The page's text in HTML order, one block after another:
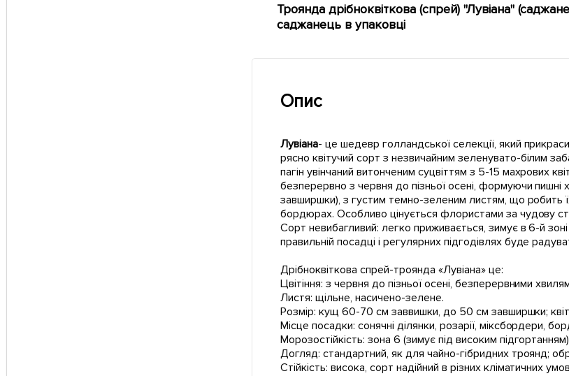
Троянда дрібноквіткова (спрей) "Лувіана"
саджанець в упаковці
Опис
Лувіана- це шедевр голландської селекції, який
рясно квітучий сорт з незвичайним зеленувато-білим
пагін увінчаний витонченим суцвіттям з 5-15 махрових
безперервно з червня до пізньої осені, формуючи пишні
завширшки), з густим темно-зеленим листям, що робить
бордюрах. Особливо цінується флористами за чудову
Сорт невибагливий: легко приживається, зимує в 6-й
правильній посадці і регулярних підгодівлях буде
Дрібноквіткова спрей-троянда «Лувіана» це:
Цвітіння: з червня до пізньої осені, безперервними
Листя: щільне, насичено-зелене.
Розмір: кущ 60-70 см заввишки, до 50 см завширшки;
Місце посадки: сонячні ділянки, розарії, міксбордери,
Морозостійкість: зона 6 (зимує під високим
Догляд: стандартний, як для чайно-гібридних троянд;
Стійкість: висока, сорт надійний в різних кліматичних